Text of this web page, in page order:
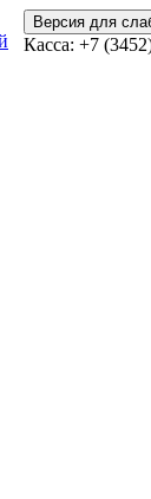
Версия для
Касса: +7